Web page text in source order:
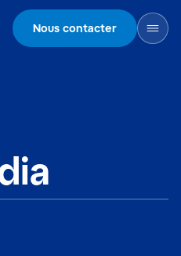
Nous contacter